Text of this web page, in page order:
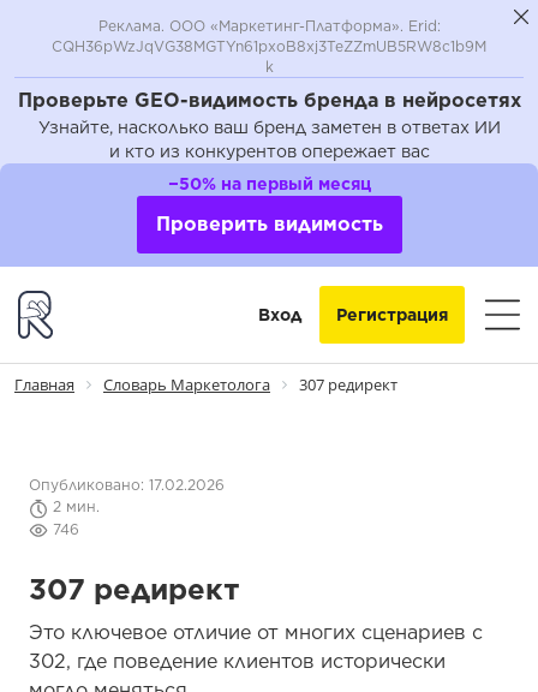
Проверьте GEO-видимость бренда в нейросетях
Узнайте, насколько ваш бренд заметен в ответах ИИ
и кто из конкурентов опережает вас
Реклама. ООО «Маркетинг-Платформа». Erid:
CQH36pWzJqVG38MGTYn61pxoB8xj3TeZZmUB5RW8c1b9M
k
−50% на первый месяц
Проверить видимость
Вход Регистрация
Главная Словарь Маркетолога 307 редирект
307 редирект
Опубликовано: 17.02.2026
2 мин.
746
Это ключевое отличие от многих сценариев с
302, где поведение клиентов исторически